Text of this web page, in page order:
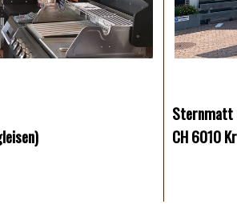
Sternmatt
CH 6010